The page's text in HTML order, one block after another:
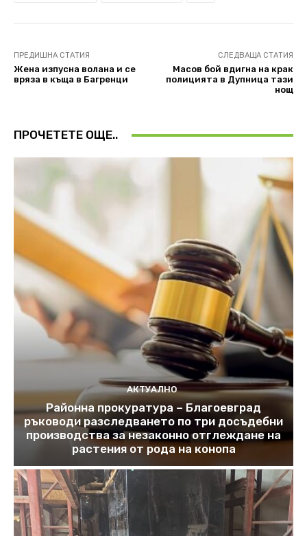
ПРЕДИШНА СТАТИЯ
Жена изпусна волана и се
вряза в къща в Багренци
СЛЕДВАЩА СТАТИЯ
Масов бой вдигна на крак
полицията в Дупница тази
нощ
ПРОЧЕТЕТЕ ОЩЕ..
АКТУАЛНО
Районна прокуратура – Благоевград
ръководи разследването по три досъдебни
производства за незаконно отглеждане на
растения от рода на конопа